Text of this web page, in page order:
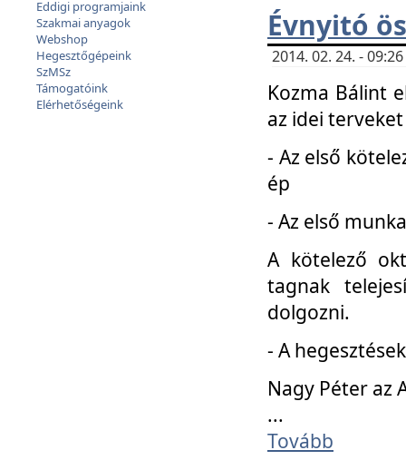
Eddigi programjaink
Szakmai anyagok
Webshop
Hegesztőgépeink
SzMSz
Támogatóink
Elérhetőségeink
Évnyitó
2014. 02. 24. -
Kozma Bálint
az idei
- Az első
ép
- Az első
A kötelező
tagnak
dolgozni.
- A
Nagy Péter az
...
Tovább